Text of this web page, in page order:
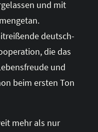
und mit
deutsch-
die das
und
beim ersten Ton
mehr als nur